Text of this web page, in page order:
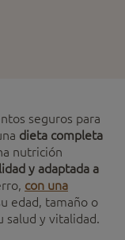
seguros para
dieta completa
nutrición
y adaptada a
con una
edad, tamaño o
salud y vitalidad.